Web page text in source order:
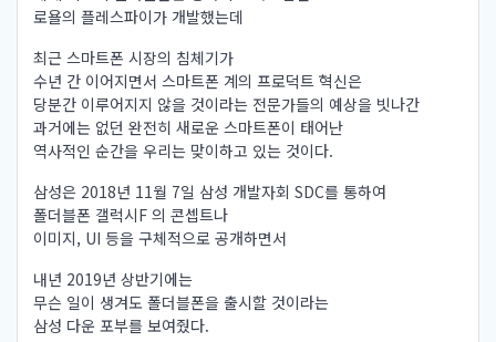
로욜의 플레스파이가 개발했는데
최근 스마트폰 시장의 침체기가
수년 간 이어지면서 스마트폰 계의 프로덕트 혁신은
당분간 이루어지지 않을 것이라는 전문가들의 예상을 빗나간
과거에는 없던 완전히 새로운 스마트폰이 태어난
역사적인 순간을 우리는 맞이하고 있는 것이다.
삼성은 2018년 11월 7일 삼성 개발자회 SDC를 통하여
폴더블폰 갤럭시F 의 콘셉트나
이미지, UI 등을 구체적으로 공개하면서
내년 2019년 상반기에는
무슨 일이 생겨도 폴더블폰을 출시할 것이라는
삼성 다운 포부를 보여줬다.